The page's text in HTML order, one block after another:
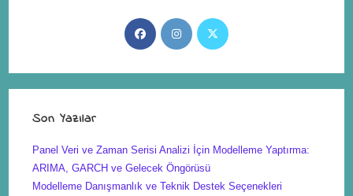
Son Yazılar
Panel Veri ve Zaman Serisi Analizi İçin Modelleme Yaptırma:
ARIMA, GARCH ve Gelecek Öngörüsü
Modelleme Danışmanlık ve Teknik Destek Seçenekleri